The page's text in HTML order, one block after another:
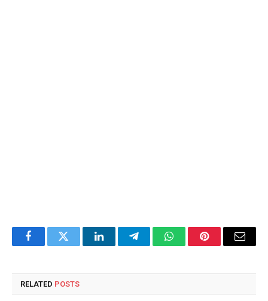
FacebookTwitter LinkedInTelegramWhatsAppPinterestEmail
RELATED POSTS